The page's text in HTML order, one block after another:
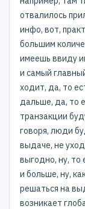
отвалилось
инфо, вот,
большим
имеешь ввиду
и самый
ходит, да, то
дальше, да, то
транзакции
говоря, люди
выдаче, не
выгодно, ну, то
и больше, ну,
решаться на
возникает